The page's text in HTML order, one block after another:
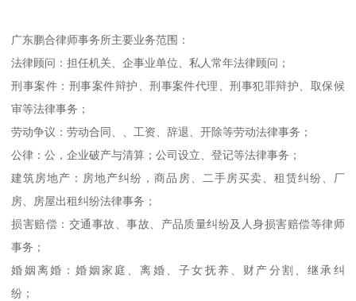
广东鹏合律师事务所主要业务范围：
法律顾问：担任机关、企事业单位、私人常年法律顾问；
刑事案件：刑事案件辩护、刑事案件代理、刑事犯罪辩护、取保候
审等法律事务；
劳动争议：劳动合同、、工资、辞退、开除等劳动法律事务；
公律：公，企业破产与清算；公司设立、登记等法律事务；
建筑房地产：房地产纠纷，商品房、二手房买卖、租赁纠纷、厂
房、房屋出租纠纷法律事务；
损害赔偿：交通事故、事故、产品质量纠纷及人身损害赔偿等律师
事务；
婚姻离婚：婚姻家庭、离婚、子女抚养、财产分割、继承纠
纷；